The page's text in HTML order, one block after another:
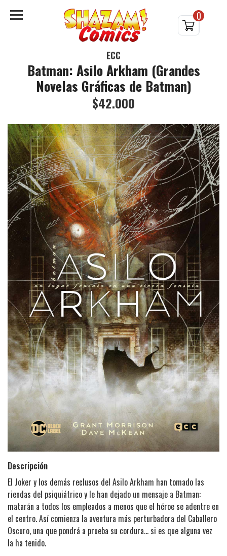
0
ECC
Batman: Asilo Arkham (Grandes
Novelas Gráficas de Batman)
$42.000
Descripción
El Joker y los demás reclusos del Asilo Arkham han tomado las
riendas del psiquiátrico y le han dejado un mensaje a Batman:
matarán a todos los empleados a menos que el héroe se adentre en
el centro. Así comienza la aventura más perturbadora del Caballero
Oscuro, una que pondrá a prueba su cordura... si es que alguna vez
la ha tenido.